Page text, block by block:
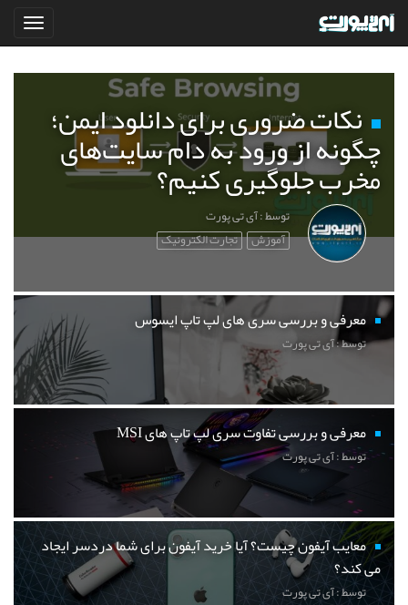
نکات ضروری برای دانلود ایمن؛
چگونه از ورود به دام سایت‌های
مخرب جلوگیری کنیم؟
توسط : آی تی پورت
آموزش تجارت الکترونیک
معرفی و بررسی سری های لپ تاپ ایسوس
توسط : آی تی پورت
معرفی و بررسی تفاوت سری لپ تاپ های MSI
توسط : آی تی پورت
معایب آیفون چیست؟ آیا خرید آیفون برای شما دردسر ایجاد
می کند؟
توسط : آی تی پورت